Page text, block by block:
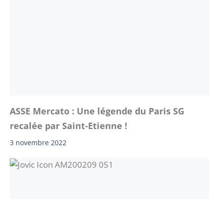
ASSE Mercato : Une légende du Paris SG
recalée par Saint-Etienne !
3 novembre 2022